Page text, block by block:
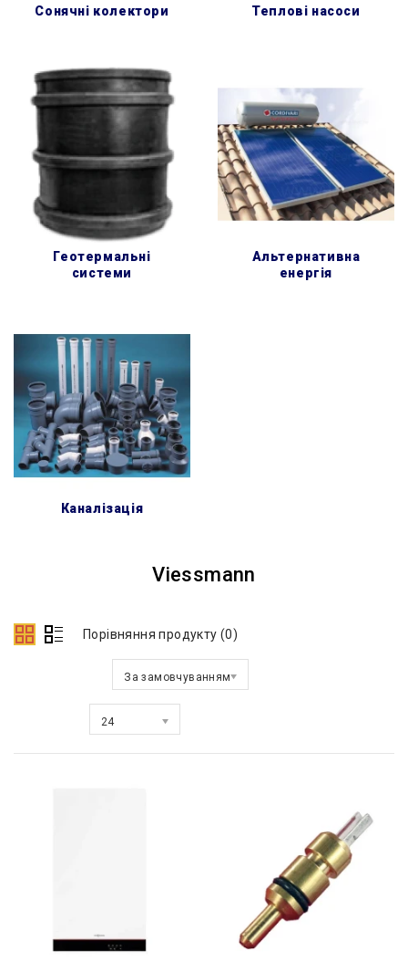
сонячні колектори теплові насоси
геотермальні
системи
альтернативна
енергія
каналізація
Viessmann
Порівняння продукту (0)
За замовчуванням
24